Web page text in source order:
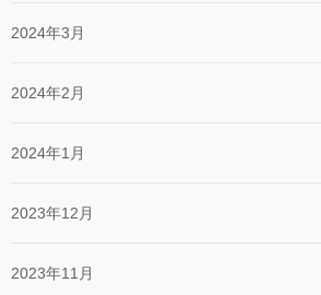
2024年3月
2024年2月
2024年1月
2023年12月
2023年11月